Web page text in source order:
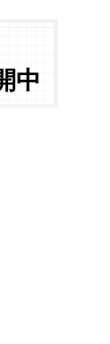
中